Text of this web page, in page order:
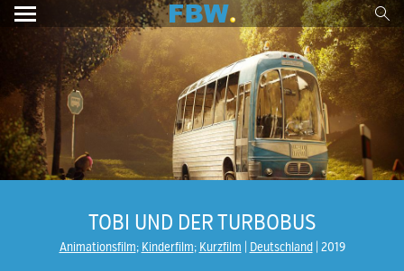
TOBI UND DER TURBOBUS
Animationsfilm; Kinderfilm; Kurzfilm Deutschland 2019